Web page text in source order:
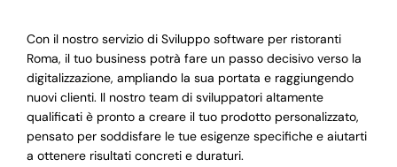
Con il nostro servizio di Sviluppo software per ristoranti
Roma, il tuo business potrà fare un passo decisivo verso la
digitalizzazione, ampliando la sua portata e raggiungendo
nuovi clienti. Il nostro team di sviluppatori altamente
qualificati è pronto a creare il tuo prodotto personalizzato,
pensato per soddisfare le tue esigenze specifiche e aiutarti
a ottenere risultati concreti e duraturi.